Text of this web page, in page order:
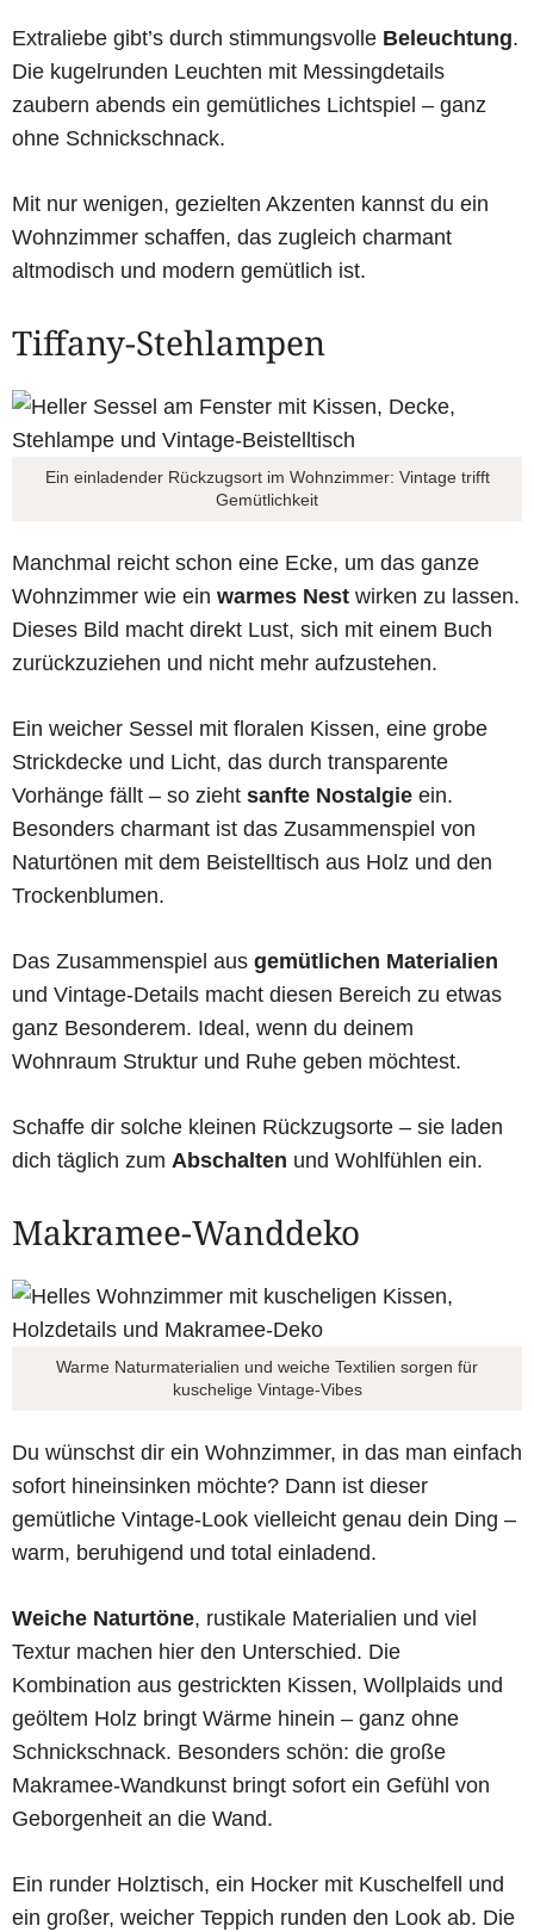
Extraliebe gibt’s durch stimmungsvolle Beleuchtung.
Die kugelrunden Leuchten mit Messingdetails
zaubern abends ein gemütliches Lichtspiel – ganz
ohne Schnickschnack.
Mit nur wenigen, gezielten Akzenten kannst du ein
Wohnzimmer schaffen, das zugleich charmant
altmodisch und modern gemütlich ist.
Tiffany-Stehlampen
Ein einladender Rückzugsort im Wohnzimmer: Vintage trifft
Gemütlichkeit
Manchmal reicht schon eine Ecke, um das ganze
Wohnzimmer wie ein warmes Nest wirken zu lassen.
Dieses Bild macht direkt Lust, sich mit einem Buch
zurückzuziehen und nicht mehr aufzustehen.
Ein weicher Sessel mit floralen Kissen, eine grobe
Strickdecke und Licht, das durch transparente
Vorhänge fällt – so zieht sanfte Nostalgie ein.
Besonders charmant ist das Zusammenspiel von
Naturtönen mit dem Beistelltisch aus Holz und den
Trockenblumen.
Das Zusammenspiel aus gemütlichen Materialien
und Vintage-Details macht diesen Bereich zu etwas
ganz Besonderem. Ideal, wenn du deinem
Wohnraum Struktur und Ruhe geben möchtest.
Schaffe dir solche kleinen Rückzugsorte – sie laden
dich täglich zum Abschalten und Wohlfühlen ein.
Makramee-Wanddeko
Warme Naturmaterialien und weiche Textilien sorgen für
kuschelige Vintage-Vibes
Du wünschst dir ein Wohnzimmer, in das man einfach
sofort hineinsinken möchte? Dann ist dieser
gemütliche Vintage-Look vielleicht genau dein Ding –
warm, beruhigend und total einladend.
Weiche Naturtöne, rustikale Materialien und viel
Textur machen hier den Unterschied. Die
Kombination aus gestrickten Kissen, Wollplaids und
geöltem Holz bringt Wärme hinein – ganz ohne
Schnickschnack. Besonders schön: die große
Makramee-Wandkunst bringt sofort ein Gefühl von
Geborgenheit an die Wand.
Ein runder Holztisch, ein Hocker mit Kuschelfell und
ein großer, weicher Teppich runden den Look ab. Die